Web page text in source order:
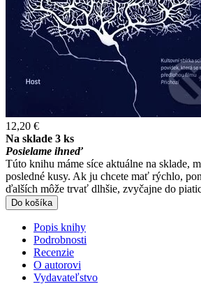
12,20 €
Na sklade 3 ks
Posielame ihneď
Túto knihu máme síce aktuálne na sklade,
posledné kusy. Ak ju chcete mať rýchlo,
ďalších môže trvať dlhšie, zvyčajne do
Do košíka
Popis knihy
Podrobnosti
Recenzie
O autorovi
Vydavateľstvo